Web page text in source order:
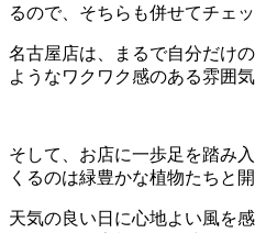
るので、そちらも併せてチェ
名古屋店は、まるで自分だけ
ようなワクワク感のある雰囲気
そして、お店に一歩足を踏み
くるのは緑豊かな植物たちと
天気の良い日に心地よい風を